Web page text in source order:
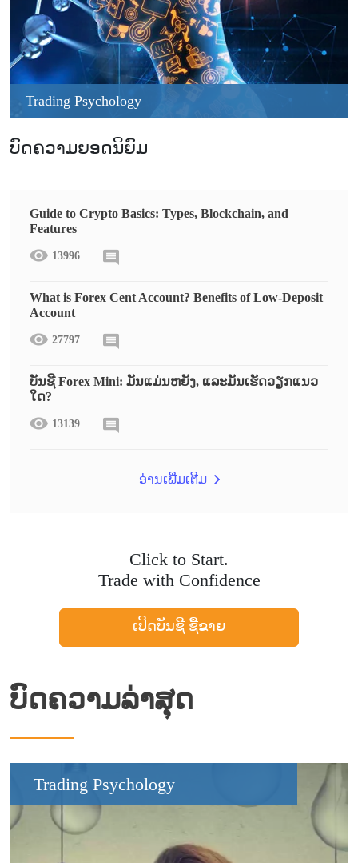
Trading Psychology
ບົດຄວາມຍອດນິຍົມ
Guide to Crypto Basics: Types, Blockchain, and
Features
13996
What is Forex Cent Account? Benefits of Low-Deposit
Account
27797
ບັນຊີ Forex Mini: ມັນແມ່ນຫຍັງ, ແລະມັນເຮັດວຽກແນວ
ໃດ?
13139
ອ່ານເພີ່ມເຕີມ
Click to Start.
Trade with Confidence
ເປີດບັນຊີ ຊື້ຂາຍ
ບົດຄວາມລ່າສຸດ
Trading Psychology